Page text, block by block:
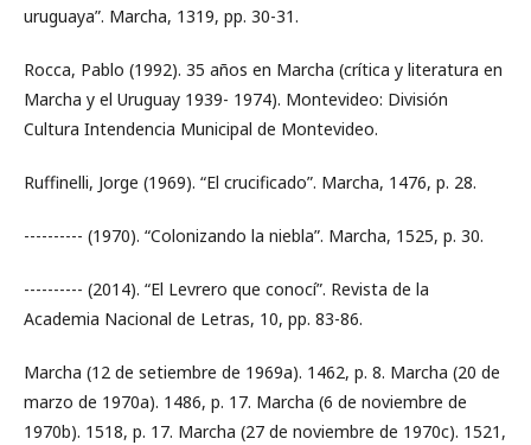
uruguaya”. Marcha, 1319, pp. 30-31.
Rocca, Pablo (1992). 35 años en Marcha (crítica y literatura en
Marcha y el Uruguay 1939- 1974). Montevideo: División
Cultura Intendencia Municipal de Montevideo.
Ruffinelli, Jorge (1969). “El crucificado”. Marcha, 1476, p. 28.
---------- (1970). “Colonizando la niebla”. Marcha, 1525, p. 30.
---------- (2014). “El Levrero que conocí”. Revista de la
Academia Nacional de Letras, 10, pp. 83-86.
Marcha (12 de setiembre de 1969a). 1462, p. 8. Marcha (20 de
marzo de 1970a). 1486, p. 17. Marcha (6 de noviembre de
1970b). 1518, p. 17. Marcha (27 de noviembre de 1970c). 1521,